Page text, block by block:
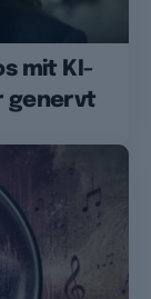
mit KI-
genervt